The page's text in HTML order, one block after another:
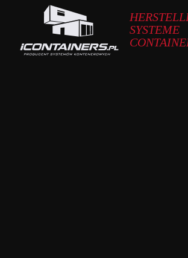
SYSTEME